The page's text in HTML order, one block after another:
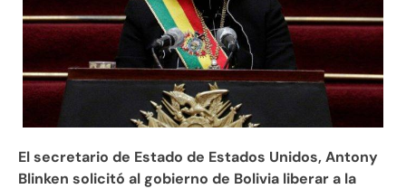
El secretario de Estado de Estados Unidos, Antony
Blinken solicitó al gobierno de Bolivia liberar a la